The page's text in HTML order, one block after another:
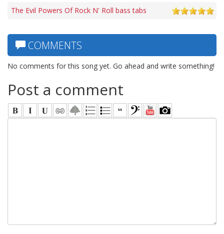
The Evil Powers Of Rock N' Roll bass tabs
COMMENTS
No comments for this song yet. Go ahead and write something!
Post a comment